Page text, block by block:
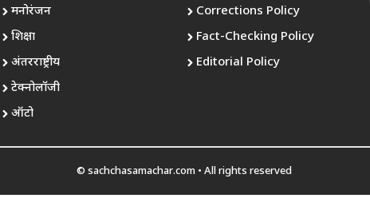
मनोरंजन
शिक्षा
अंतरराष्ट्रीय
टेक्नोलॉजी
ऑटो
Corrections Policy
Fact-Checking Policy
Editorial Policy
© sachchasamachar.com • All rights reserved